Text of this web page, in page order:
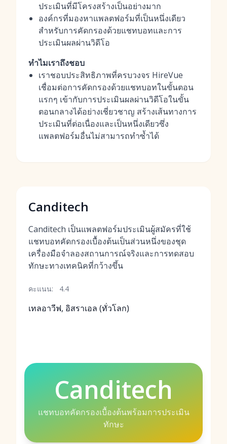
ประเมินที่มีโครงสร้างเป็นอย่างมาก
องค์กรที่มองหาแพลตฟอร์มที่เป็นหนึ่งเดียว
สำหรับการคัดกรองด้วยแชทบอทและการ
ประเมินผลผ่านวิดีโอ
ทำไมเราถึงชอบ
เราชอบประสิทธิภาพที่ครบวงจร HireVue
เชื่อมต่อการคัดกรองด้วยแชทบอทในขั้นตอน
แรกๆ เข้ากับการประเมินผลผ่านวิดีโอในขั้น
ตอนกลางได้อย่างเชี่ยวชาญ สร้างเส้นทางการ
ประเมินที่ต่อเนื่องและเป็นหนึ่งเดียวซึ่ง
แพลตฟอร์มอื่นไม่สามารถทำซ้ำได้
Canditech
Canditech เป็นแพลตฟอร์มประเมินผู้สมัครที่ใช้
แชทบอทคัดกรองเบื้องต้นเป็นส่วนหนึ่งของชุด
เครื่องมือจำลองสถานการณ์จริงและการทดสอบ
ทักษะทางเทคนิคที่กว้างขึ้น
คะแนน: 4.4
เทลอาวีฟ, อิสราเอล (ทั่วโลก)
Canditech
แชทบอทคัดกรองเบื้องต้นพร้อมการประเมิน
ทักษะ